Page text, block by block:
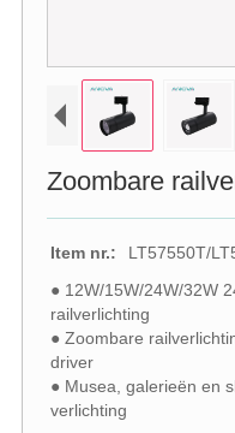
Zoombare
Item nr.:
LT57550T/
● 12W/15W/24W/32W
railverlichting
● Zoombare
driver
● Musea, galerieën en
verlichting